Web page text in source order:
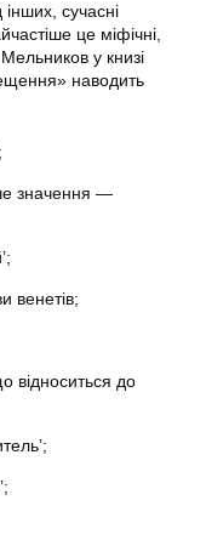
сучасні
це міфічні,
Мельников у книзі
наводить
значення —
венетів;
відноситься до